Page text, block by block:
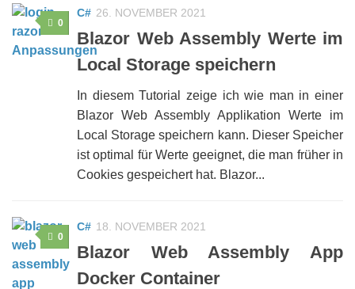
0
C# 26. NOVEMBER 2021
Blazor Web Assembly Werte im
Local Storage speichern
In diesem Tutorial zeige ich wie man in einer
Blazor Web Assembly Applikation Werte im
Local Storage speichern kann. Dieser Speicher
ist optimal für Werte geeignet, die man früher in
Cookies gespeichert hat. Blazor...
0
C# 18. NOVEMBER 2021
Blazor Web Assembly App
Docker Container